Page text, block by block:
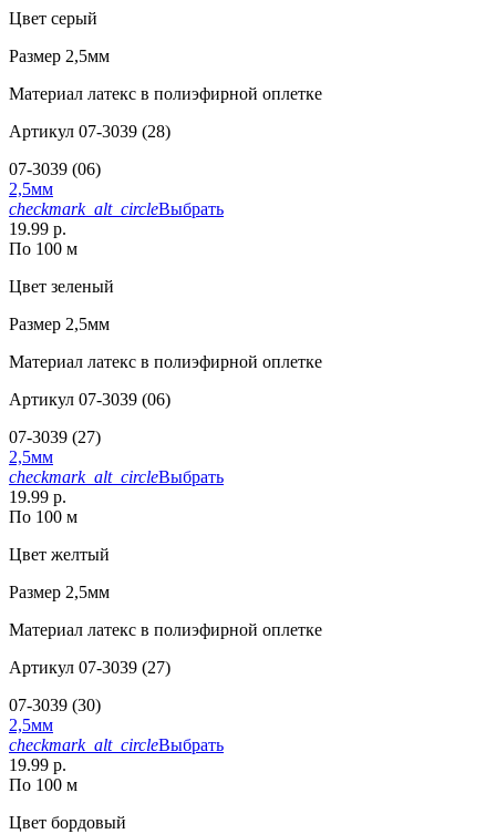
Цвет серый
Размер 2,5мм
Материал латекс в полиэфирной оплетке
Артикул 07-3039 (28)
07-3039 (06)
2,5мм
checkmark_alt_circleВыбрать
19.99 р.
По 100 м
Цвет зеленый
Размер 2,5мм
Материал латекс в полиэфирной оплетке
Артикул 07-3039 (06)
07-3039 (27)
2,5мм
checkmark_alt_circleВыбрать
19.99 р.
По 100 м
Цвет желтый
Размер 2,5мм
Материал латекс в полиэфирной оплетке
Артикул 07-3039 (27)
07-3039 (30)
2,5мм
checkmark_alt_circleВыбрать
19.99 р.
По 100 м
Цвет бордовый